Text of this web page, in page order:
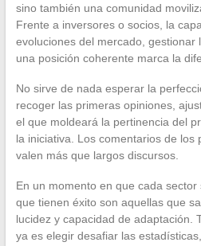
sino también una comunidad
Frente a inversores o socios, la
evoluciones del mercado, gestionar
una posición coherente marca la
No sirve de nada esperar la
recoger las primeras opiniones,
el que moldeará la pertinencia del
la iniciativa. Los comentarios de los
valen más que largos discursos.
En un momento en que cada
que tienen éxito son aquellas que
lucidez y capacidad de adaptación.
ya es elegir desafiar las